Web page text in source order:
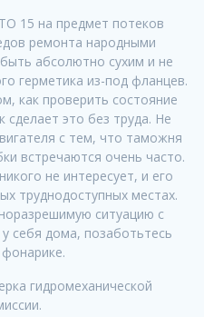
15 на предмет потеков
ремонта народными
абсолютно сухим и не
герметика из-под фланцев.
как проверить состояние
это без труда. Не
с тем, что таможня
встречаются очень часто.
не интересует, и его
труднодоступных местах.
ситуацию с
себя дома, позаботьтесь
гидромеханической